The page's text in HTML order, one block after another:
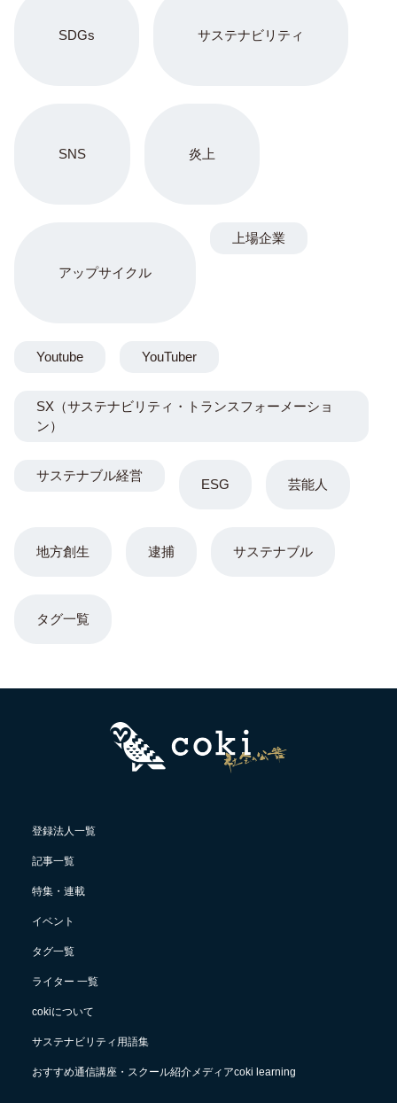
SDGs サステナビリティ
SNS 炎上
アップサイクル
ESG 芸能人
地方創生 逮捕 サステナブル
上場企業
Youtube YouTuber
SX（サステナビリティ・トランスフォーメーショ
ン）
サステナブル経営
タグ一覧
登録法人一覧
記事一覧
特集・連載
イベント
タグ一覧
ライター 一覧
cokiについて
サステナビリティ用語集
おすすめ通信講座・スクール紹介メディアcoki learning